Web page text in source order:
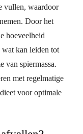
vullen, waardoor
Door het
hoeveelheid
kan leiden tot
van spiermassa.
met regelmatige
voor optimale